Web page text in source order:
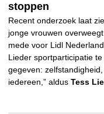
stoppen
Recent onderzoek laat
jonge vrouwen
mede voor Lidl
Lieder sportparticipatie
gegeven:
iedereen,” aldus Tess